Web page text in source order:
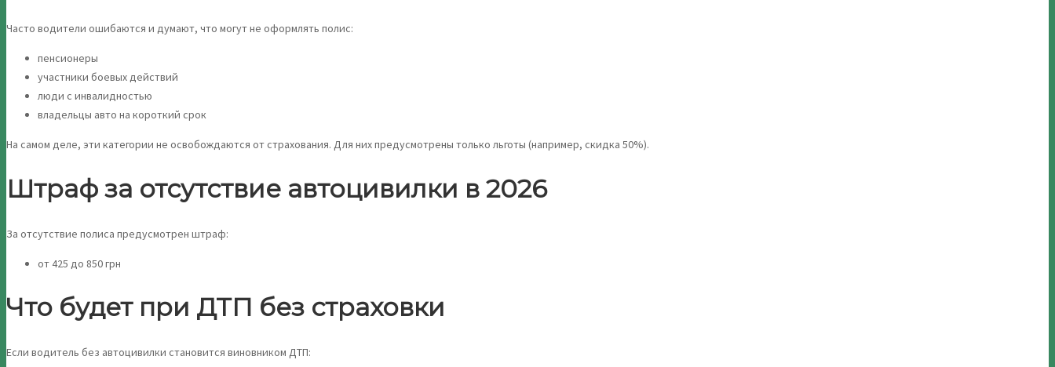
Часто водители ошибаются и думают, что могут не оформлять полис:
пенсионеры
участники боевых действий
люди с инвалидностью
владельцы авто на короткий срок
На самом деле, эти категории не освобождаются от страхования. Для них предусмотрены только льготы (например, скидка 50%).
Штраф за отсутствие автоцивилки в 2026
За отсутствие полиса предусмотрен штраф:
от 425 до 850 грн
Что будет при ДТП без страховки
Если водитель без автоцивилки становится виновником ДТП: